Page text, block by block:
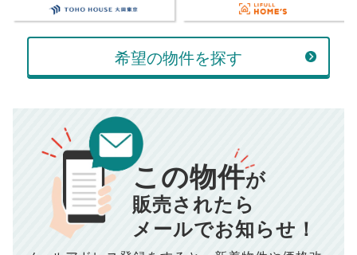
返済金額
万円
返済シミュレーション計算結果
毎月の支払額 834
年間の支払額 10,005 円
計算する
00万円
■仲介手数料／ 00万円
■売買契約書印紙／ 0
■抵当権抹消費用／0万円
※購入価格よりも売却価格が高い場合、譲渡所得税が発生する
場合がございます。詳しくは最寄りの税務署などにご確認く
希望の物件を探す
この物件が
販売されたら
メールでお知らせ！